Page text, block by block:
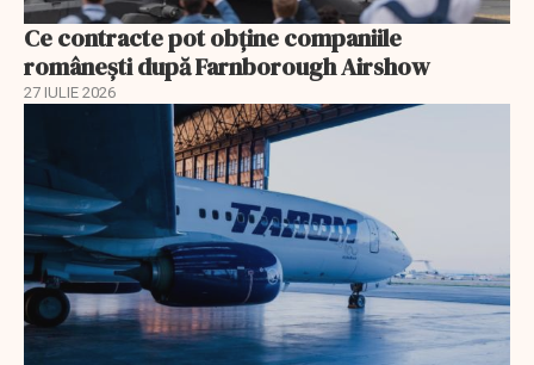
Ce contracte pot obține companiile
românești după Farnborough Airshow
27 IULIE 2026